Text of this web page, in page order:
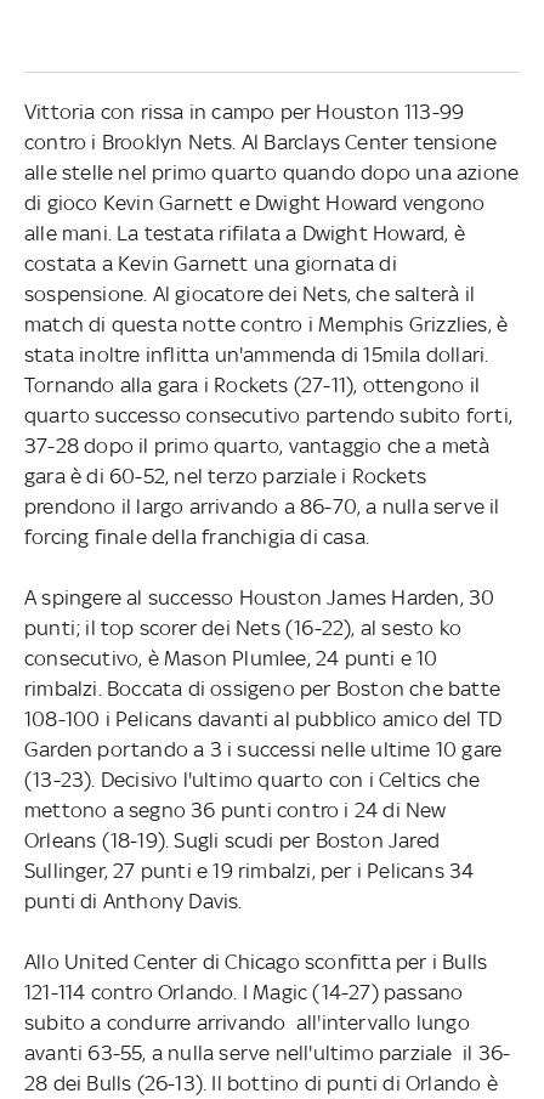
Vittoria con rissa in campo per Houston 113-99
contro i Brooklyn Nets. Al Barclays Center tensione
alle stelle nel primo quarto quando dopo una azione
di gioco Kevin Garnett e Dwight Howard vengono
alle mani. La testata rifilata a Dwight Howard, è
costata a Kevin Garnett una giornata di
sospensione. Al giocatore dei Nets, che salterà il
match di questa notte contro i Memphis Grizzlies, è
stata inoltre inflitta un'ammenda di 15mila dollari.
Tornando alla gara i Rockets (27-11), ottengono il
quarto successo consecutivo partendo subito forti,
37-28 dopo il primo quarto, vantaggio che a metà
gara è di 60-52, nel terzo parziale i Rockets
prendono il largo arrivando a 86-70, a nulla serve il
forcing finale della franchigia di casa.
A spingere al successo Houston James Harden, 30
punti; il top scorer dei Nets (16-22), al sesto ko
consecutivo, è Mason Plumlee, 24 punti e 10
rimbalzi. Boccata di ossigeno per Boston che batte
108-100 i Pelicans davanti al pubblico amico del TD
Garden portando a 3 i successi nelle ultime 10 gare
(13-23). Decisivo l'ultimo quarto con i Celtics che
mettono a segno 36 punti contro i 24 di New
Orleans (18-19). Sugli scudi per Boston Jared
Sullinger, 27 punti e 19 rimbalzi, per i Pelicans 34
punti di Anthony Davis.
Allo United Center di Chicago sconfitta per i Bulls
121-114 contro Orlando. I Magic (14-27) passano
subito a condurre arrivando all'intervallo lungo
avanti 63-55, a nulla serve nell'ultimo parziale il 36-
28 dei Bulls (26-13). Il bottino di punti di Orlando è